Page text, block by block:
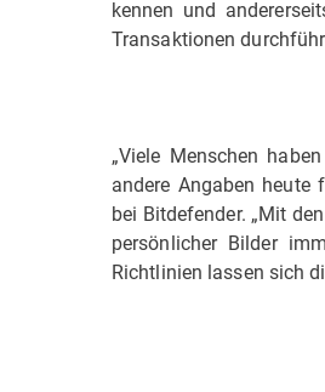
kennen und
Transaktionen
„Viele Menschen
andere Angaben heute
bei Bitdefender. „Mit
persönlicher Bilder
Richtlinien lassen sich